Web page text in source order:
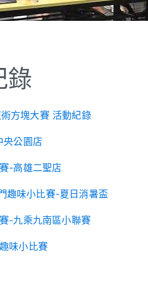
錄
方塊大賽 活動紀錄
央公園店
-高雄二聖店
趣味小比賽-夏日消暑盃
-九乘九南區小聯賽
味小比賽